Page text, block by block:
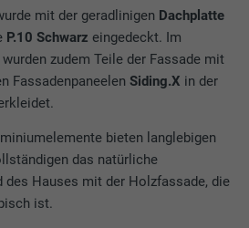
mit der geradlinigen Dachplatte
P.10 Schwarz eingedeckt. Im
zudem Teile der Fassade mit
FassadenpaneelenSiding.X in der
bieten langlebigen
das natürliche
des Hauses mit der Holzfassade, die
ist.